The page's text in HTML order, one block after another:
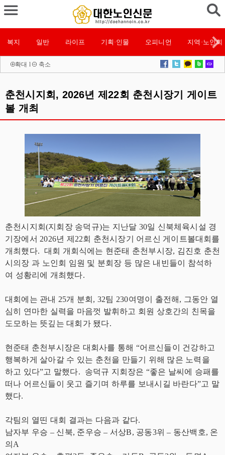
복지 일반 라이프 기획·인물 오피니언 지역·노인회
확대 l 축소
춘천시지회, 2026년 제22회 춘천시장기 게이트
볼 개최
춘천시지회(지회장 송덕규)는 지난달 30일 신북체육시설 경
기장에서 2026년 제22회 춘천시장기 어르신 게이트볼대회를
개최했다. 대회 개회식에는 현준태 춘천부시장, 김진호 춘천
시의장 과 노인회 임원 및 분회장 등 많은 내빈들이 참석하
여 성황리에 개최했다.
대회에는 관내 25개 분회, 32팀 230여명이 출전해, 그동안 열
심히 연마한 실력을 마음껏 발휘하고 회원 상호간의 친목을
도모하는 뜻깊는 대회가 됐다.
현준태 춘천부시장은 대회사를 통해 “어르신들이 건강하고
행복하게 살아갈 수 있는 춘천을 만들기 위해 많은 노력을
하고 있다”고 말했다. 송덕규 지회장은 “좋은 날씨에 승패를
떠나 어르신들이 웃고 즐기며 하루를 보내시길 바란다”고 말
했다.
각팀의 열띤 대회 결과는 다음과 같다.
남자부 우승 – 신북, 준우승 – 서상B, 공동3위 – 동산백호, 온
의A